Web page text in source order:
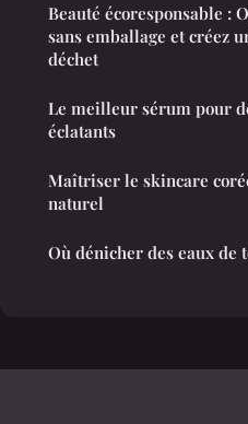
Beauté écoresponsable :
sans emballage et créez
déchet
Le meilleur sérum pour
éclatants
Maîtriser le skincare
naturel
Où dénicher des eaux